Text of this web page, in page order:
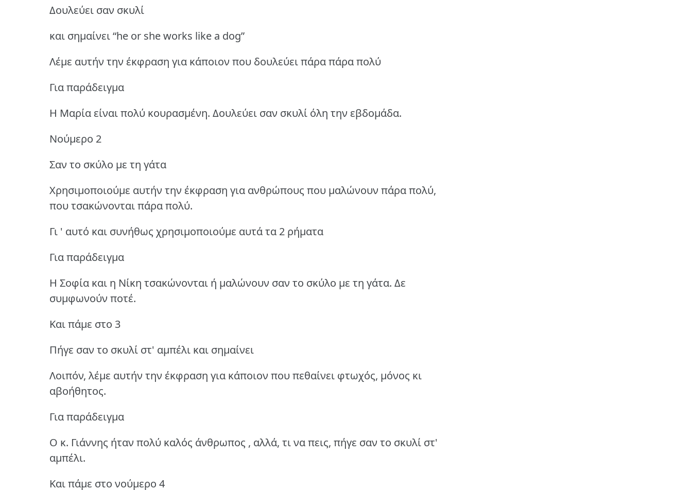
Δουλεύει σαν σκυλί
και σημαίνει “he or she works like a dog”
Λέμε αυτήν την έκφραση για κάποιον που δουλεύει πάρα πάρα πολύ
Για παράδειγμα
Η Μαρία είναι πολύ κουρασμένη. Δουλεύει σαν σκυλί όλη την εβδομάδα.
Νούμερο 2
Σαν το σκύλο με τη γάτα
Χρησιμοποιούμε αυτήν την έκφραση για ανθρώπους που μαλώνουν πάρα πολύ,
που τσακώνονται πάρα πολύ.
Γι ' αυτό και συνήθως χρησιμοποιούμε αυτά τα 2 ρήματα
Για παράδειγμα
Η Σοφία και η Νίκη τσακώνονται ή μαλώνουν σαν το σκύλο με τη γάτα. Δε
συμφωνούν ποτέ.
Και πάμε στο 3
Πήγε σαν το σκυλί στ' αμπέλι και σημαίνει
Λοιπόν, λέμε αυτήν την έκφραση για κάποιον που πεθαίνει φτωχός, μόνος κι
αβοήθητος.
Για παράδειγμα
Ο κ. Γιάννης ήταν πολύ καλός άνθρωπος , αλλά, τι να πεις, πήγε σαν το σκυλί στ'
αμπέλι.
Και πάμε στο νούμερο 4